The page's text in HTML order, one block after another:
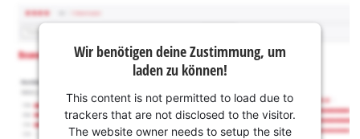
Wir benötigen deine Zustimmung, um
laden zu können!
This content is not permitted to load due to
trackers that are not disclosed to the visitor.
The website owner needs to setup the site